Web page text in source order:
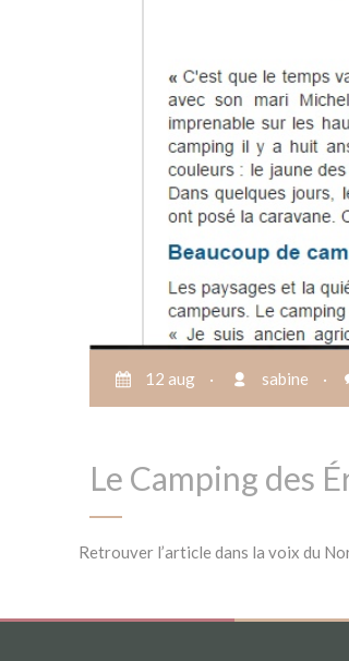
12 aug · sabine ·
Le Camping des
Retrouver l’article dans la voix du